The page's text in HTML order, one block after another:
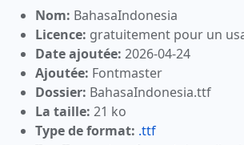
Nom: BahasaIndonesia
Licence: gratuitement pour un
Date ajoutée: 2026-04-24
Ajoutée: Fontmaster
Dossier: BahasaIndonesia.ttf
La taille: 21 ko
Type de format: .ttf